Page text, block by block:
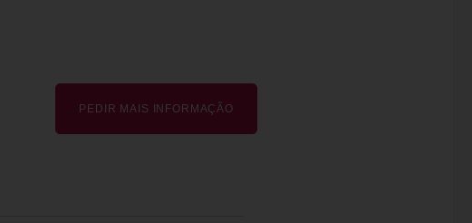
PEDIR MAIS INFORMAÇÃO